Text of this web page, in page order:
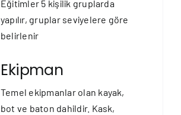
Eğitimler 5 kişilik gruplarda
yapılır, gruplar seviyelere göre
belirlenir
Ekipman
Temel ekipmanlar olan kayak,
bot ve baton dahildir. Kask,